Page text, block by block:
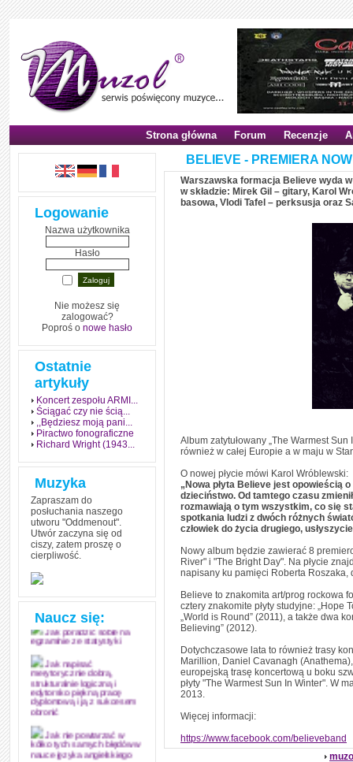
Strona główna Forum Recenzje
Logowanie
Nazwa użytkownika
Hasło
Nie możesz się
zalogować?
Poproś o nowe hasło
Ostatnie
artykuły
Koncert zespołu ARMI...
Ściągać czy nie ścią...
,,Będziesz moją pani...
Piractwo fonograficzne
Richard Wright (1943...
Muzyka
Zapraszam do
posłuchania naszego
utworu "Oddmenout".
Utwór zaczyna się od
ciszy, zatem proszę o
cierpliwość.
Naucz się:
Jak stworzyć fenomen
egzamin? Poznaj metody
Jak poradzić sobie na
egzaminie ze statystyki
Jak napisać
merytorycznie dobrą,
strukturalnie logiczną i
edytorsko piękną pracę
dyplomową i ją z sukcesem
obronić
Jak nie powtarzać w
kółko tych samych błędów w
nauce języka angielskiego
BELIEVE - PREMIERA
Warszawska formacja Believe wyda
w składzie: Mirek Gil – gitary, Karol
basowa, Vlodi Tafel – perksusja oraz
Album zatytułowany „The Warmest
również w całej Europie a w maju w
O nowej płycie mówi Karol Wróblewski:
„Nowa płyta Believe jest opowieścią
dzieciństwo. Od tamtego czasu
rozmawiają o tym wszystkim, co się
spotkania ludzi z dwóch różnych
człowiek do życia drugiego,
Nowy album będzie zawierać 8
River" i "The Bright Day". Na płycie
napisany ku pamięci Roberta
Believe to znakomita art/prog rockowa
cztery znakomite płyty studyjne: „Hope
„World is Round” (2011), a także dwa
Believing” (2012).
Dotychczasowe lata to również trasy
Marillion, Daniel Cavanagh
europejską trasę koncertową u boku
płyty "The Warmest Sun In Winter". W
2013.
Więcej informacji:
https://www.facebook.com/believeband